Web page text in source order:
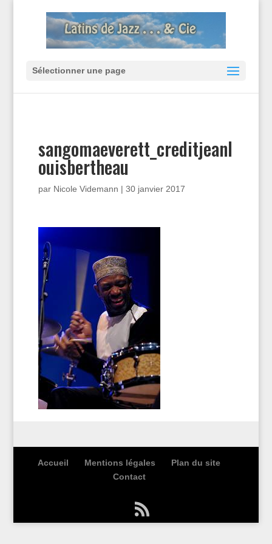
Sélectionner une page
sangomaeverett_creditjeanl
ouisbertheau
par Nicole Videmann | 30 janvier 2017
Accueil Mentions légales
Plan du site
Contact